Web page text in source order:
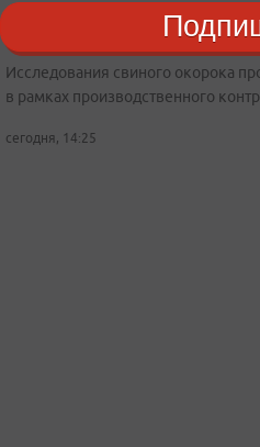
Опасная находка: в
Исследования свиного окорока
в рамках производственного
сегодня, 14:25